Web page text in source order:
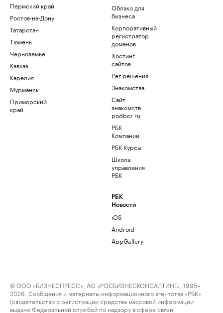
Пермский край
Ростов-на-Дону
Татарстан
Тюмень
Черноземье
Кавказ
Карелия
Мурманск
Приморский
край
Облако для
бизнеса
Корпоративный
регистратор
доменов
Хостинг
сайтов
Рег.решения
Знакомства
Сайт
знакомств
podbor.ru
РБК
Компании
РБК Курсы
Школа
управления
РБК
РБК
Новости
iOS
Android
AppGallery
© ООО «БИЗНЕСПРЕСС», АО «РОСБИЗНЕСКОНСАЛТИНГ», 1995–
2026. Сообщения и материалы информационного агентства «РБК»
(свидетельство о регистрации средства массовой информации
выдано Федеральной службой по надзору в сфере связи,